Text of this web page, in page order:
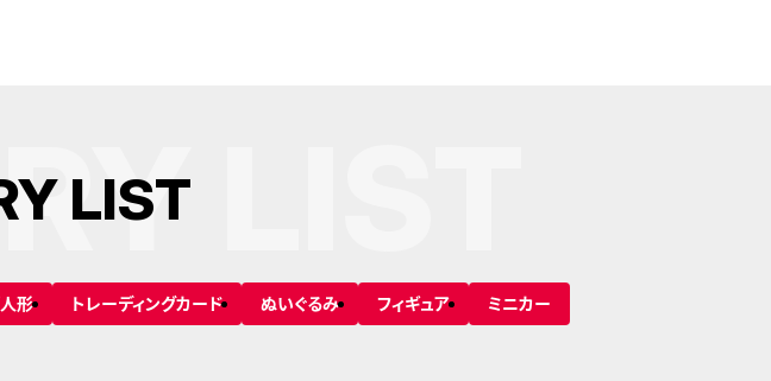
Y LISTLIST
形 トレーディングカード ぬいぐるみ フィギュア ミニカー